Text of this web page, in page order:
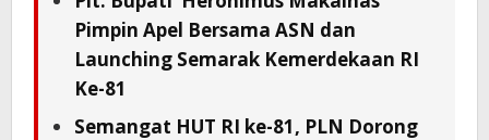
Pimpin Apel Bersama ASN dan
Launching Semarak Kemerdekaan RI
Ke-81
Semangat HUT RI ke-81, PLN Dorong